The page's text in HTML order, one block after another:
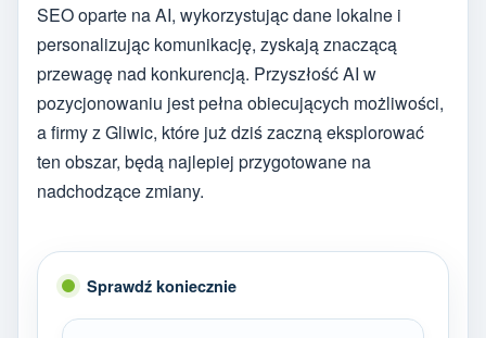
SEO oparte na AI, wykorzystując dane lokalne i
personalizując komunikację, zyskają znaczącą
przewagę nad konkurencją. Przyszłość AI w
pozycjonowaniu jest pełna obiecujących możliwości,
a firmy z Gliwic, które już dziś zaczną eksplorować
ten obszar, będą najlepiej przygotowane na
nadchodzące zmiany.
Sprawdź koniecznie